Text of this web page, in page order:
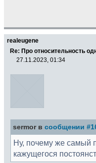
realeugene
Re: Про относительность
27.11.2023, 01:34
sermor в сообщении
Ну, почему же самый
кажущегося